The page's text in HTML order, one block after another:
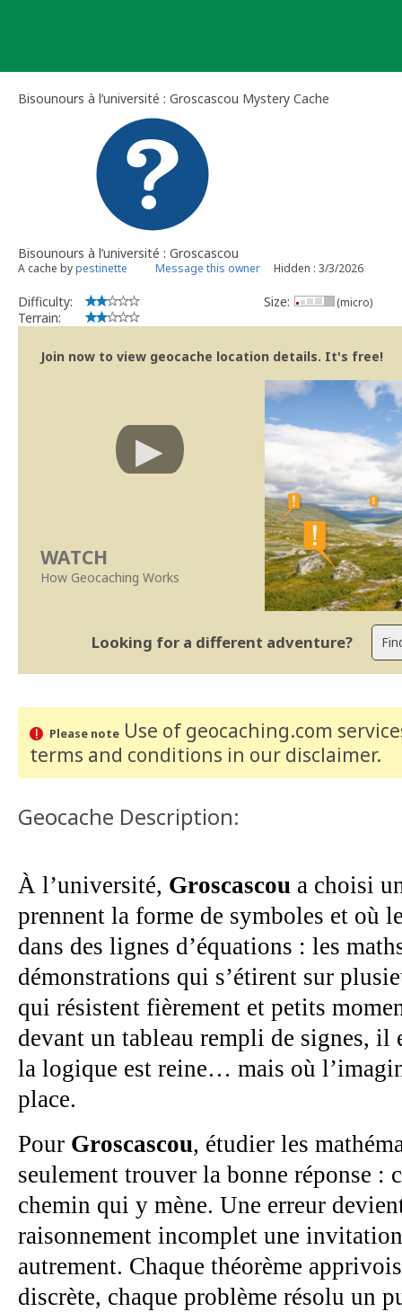
Bisounours à l’université : Groscascou Mystery Cache
Bisounours à l’université : Groscascou
A cache bypestinette Message this owner Hidden : 3/3/2026
Difficulty:
Terrain:
Size: (micro)
Join now to view geocache location details. It's free!
WATCH
How Geocaching Works
Looking for a different adventure?
Please noteUse of geocaching.com
terms and conditions in our disclaimer.
Geocache Description:
À l’université, Groscascou a choisi
prennent la forme de symboles et où
dans des lignes d’équations : les
démonstrations qui s’étirent sur
qui résistent fièrement et petits
devant un tableau rempli de signes, il
la logique est reine… mais où
place.
Pour Groscascou, étudier les
seulement trouver la bonne réponse :
chemin qui y mène. Une erreur
raisonnement incomplet une
autrement. Chaque théorème
discrète, chaque problème résolu un